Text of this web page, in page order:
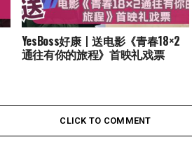
YesBoss好康丨送电影《青春18×2
通往有你的旅程》首映礼戏票
CLICK TO COMMENT